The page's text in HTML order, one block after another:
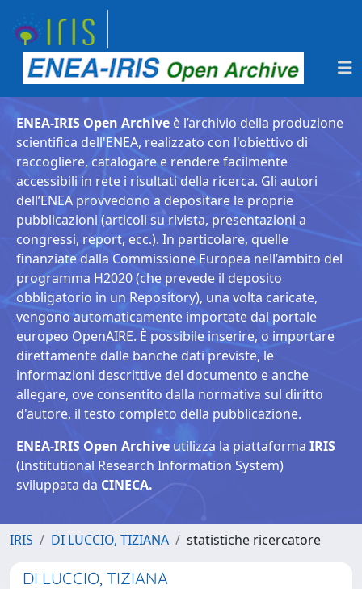
ENEA-IRIS Open Archive è l’archivio della produzione
scientifica dell'ENEA, realizzato con l'obiettivo di
raccogliere, catalogare e rendere facilmente
accessibili in rete i risultati della ricerca. Gli autori
dell’ENEA provvedono a depositare le proprie
pubblicazioni (articoli su rivista, presentazioni a
congressi, report, ecc.). In particolare, quelle
finanziate dalla Commissione Europea nell’ambito del
programma H2020 (che prevede il deposito
obbligatorio in un Repository), una volta caricate,
vengono automaticamente importate dal portale
europeo OpenAIRE. È possibile inserire, o importare
direttamente dalle banche dati previste, le
informazioni descrittive del documento e anche
allegare, ove consentito dalla normativa sul diritto
d'autore, il testo completo della pubblicazione.
ENEA-IRIS Open Archive utilizza la piattaforma IRIS
(Institutional Research Information System)
sviluppata da CINECA.
IRIS DI LUCCIO, TIZIANA statistiche ricercatore
DI LUCCIO, TIZIANA